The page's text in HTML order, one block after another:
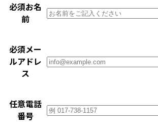
必須お名
前
必須メー
ルアドレ
ス
任意電話
番号